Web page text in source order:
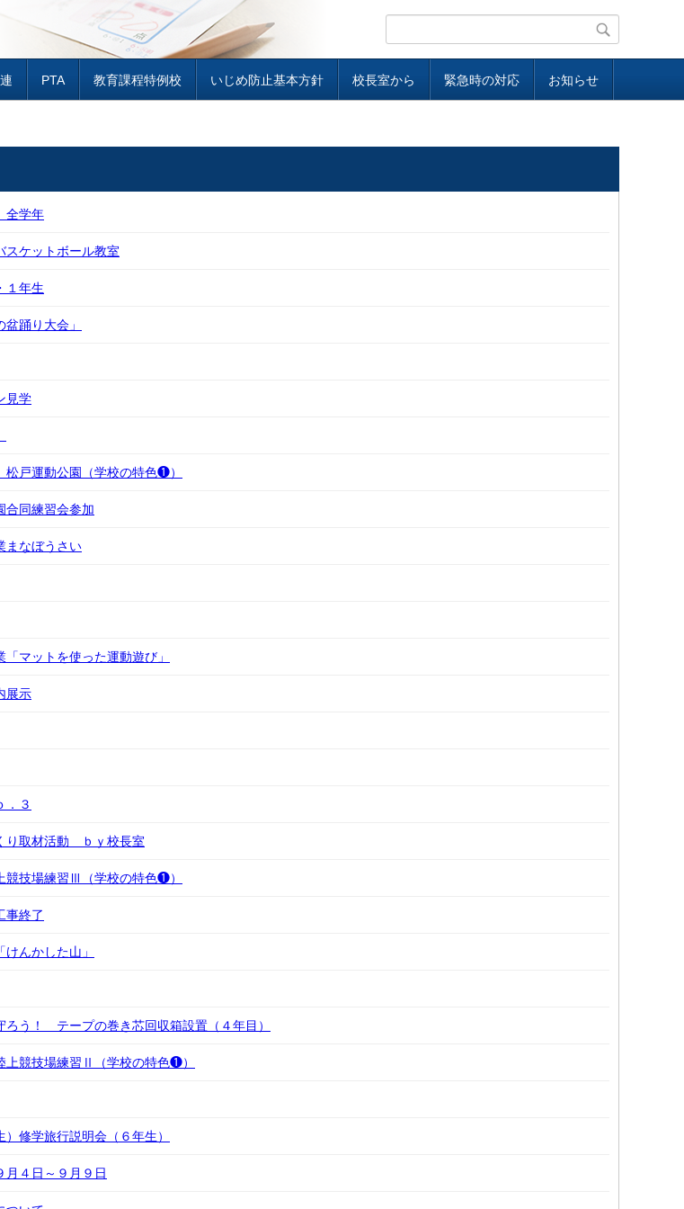
PTA 教育課程特例校 いじめ防止基本方針 校長室から 緊急時の対応 お知らせ
全学年
スケットボール教室
１年生
踊り大会」
見学
戸運動公園（学校の特色❶）
同練習会参加
まなぼうさい
マットを使った運動遊び」
展示
．３
り取材活動 ｂｙ校長室
技場練習Ⅲ（学校の特色❶）
事終了
んかした山」
ろう！ テープの巻き芯回収箱設置（４年目）
競技場練習Ⅱ（学校の特色❶）
修学旅行説明会（６年生）
４日～９月９日